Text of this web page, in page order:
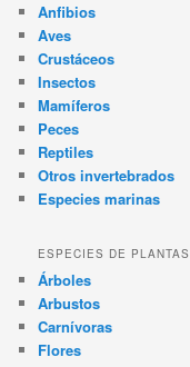
Anfibios
Aves
Crustáceos
Insectos
Mamíferos
Peces
Reptiles
Otros invertebrados
Especies marinas
ESPECIES DE PLANTAS
Árboles
Arbustos
Carnívoras
Flores